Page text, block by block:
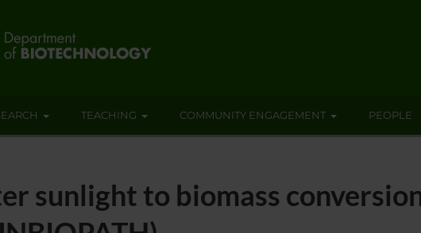
TEACHING COMMUNITY ENGAGEMENT PEOPLE
sunlight to biomass